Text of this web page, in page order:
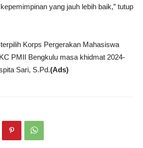
yang jauh lebih baik,” tutup
Korps Pergerakan Mahasiswa
PMII Bengkulu masa khidmat 2024-
Sari, S.Pd.(Ads)